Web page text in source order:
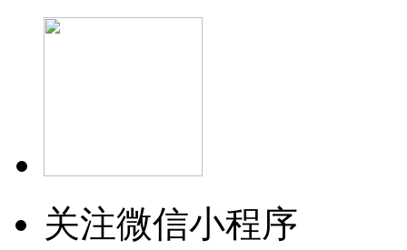
关注微信小程序